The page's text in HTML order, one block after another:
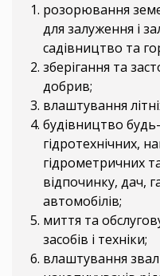
розорювання
для залуження і
садівництво та
зберігання та
добрив;
влаштування
будівництво
гідротехнічних,
гідрометричних
відпочинку, дач,
автомобілів;
миття та
засобів і техніки;
влаштування